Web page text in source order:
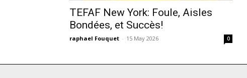
TEFAF New York: Foule, Aisles
Bondées, et Succès!
raphael Fouquet - 15 May 2026 0